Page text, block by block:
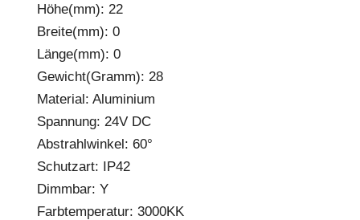
Höhe(mm): 22
Breite(mm): 0
Länge(mm): 0
Gewicht(Gramm): 28
Material: Aluminium
Spannung: 24V DC
Abstrahlwinkel: 60°
Schutzart: IP42
Dimmbar: Y
Farbtemperatur: 3000KK